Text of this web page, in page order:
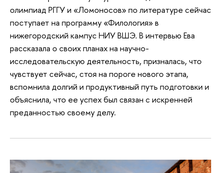
олимпиад РГГУ и «Ломоносов» по литературе сейчас
поступает на программу «Филология» в
нижегородский кампус НИУ ВШЭ. В интервью Ева
рассказала о своих планах на научно-
исследовательскую деятельность, призналась, что
чувствует сейчас, стоя на пороге нового этапа,
вспомнила долгий и продуктивный путь подготовки и
объяснила, что ее успех был связан с искренней
преданностью своему делу.